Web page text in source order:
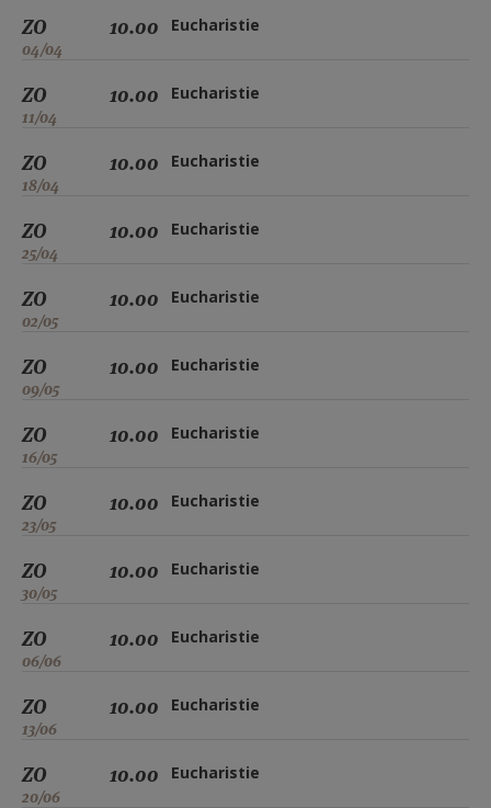
ZO
04/04
10.00 Eucharistie
ZO
11/04
10.00 Eucharistie
ZO
18/04
10.00 Eucharistie
ZO
25/04
10.00 Eucharistie
ZO
02/05
10.00 Eucharistie
ZO
09/05
10.00 Eucharistie
ZO
16/05
10.00 Eucharistie
ZO
23/05
10.00 Eucharistie
ZO
30/05
10.00 Eucharistie
ZO
06/06
10.00 Eucharistie
ZO
13/06
10.00 Eucharistie
ZO
20/06
10.00 Eucharistie